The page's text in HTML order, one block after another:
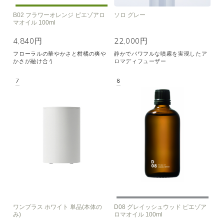
B02 フラワーオレンジ ピエゾアロ
マオイル 100ml
4,840円
フローラルの華やかさと柑橘の爽や
かさが融け合う
ソロ グレー
22,000円
静かでパワフルな噴霧を実現したア
ロマディフューザー
ワンプラス ホワイト 単品(本体の
み)
D08 グレイッシュウッド ピエゾア
ロマオイル 100ml